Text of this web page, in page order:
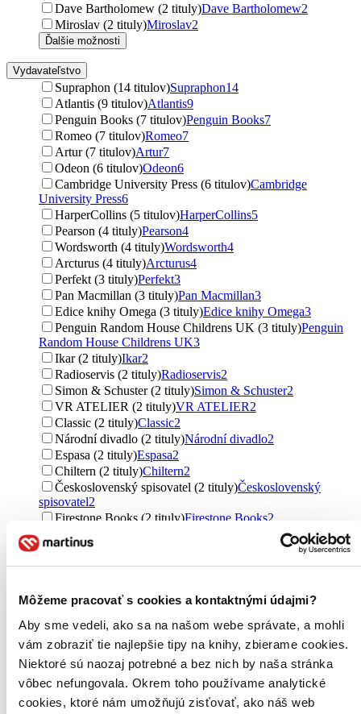
Môžeme pracovať s cookies a kontaktnými údajmi?
Aby sme vedeli, ako sa na našom webe správate, a mohli
vám zobraziť tie najlepšie tipy na knihy, zbierame cookies.
Niektoré sú naozaj potrebné a bez nich by naša stránka
vôbec nefungovala. Okrem toho používame analytické
cookies, ktoré nám umožňujú zisťovať, ako náš web
Dave Bartholomew (2 tituly)Dave Bartholomew2
Miroslav (2 tituly)Miroslav2
Ďalšie možnosti
Vydavateľstvo
Supraphon (14 titulov)Supraphon14
Atlantis (9 titulov)Atlantis9
Penguin Books (7 titulov)Penguin Books7
Romeo (7 titulov)Romeo7
Artur (7 titulov)Artur7
Odeon (6 titulov)Odeon6
Cambridge University Press (6 titulov)Cambridge
University Press6
HarperCollins (5 titulov)HarperCollins5
Pearson (4 tituly)Pearson4
Wordsworth (4 tituly)Wordsworth4
Arcturus (4 tituly)Arcturus4
Perfekt (3 tituly)Perfekt3
Pan Macmillan (3 tituly)Pan Macmillan3
Edice knihy Omega (3 tituly)Edice knihy Omega3
Penguin Random House Childrens UK (3 tituly)Penguin
Random House Childrens UK3
Ikar (2 tituly)Ikar2
Radioservis (2 tituly)Radioservis2
Simon & Schuster (2 tituly)Simon & Schuster2
VR ATELIER (2 tituly)VR ATELIER2
Classic (2 tituly)Classic2
Národní divadlo (2 tituly)Národní divadlo2
Espasa (2 tituly)Espasa2
Chiltern (2 tituly)Chiltern2
Československý spisovatel (2 tituly)Československý
spisovatel2
Firestone Books (2 tituly)Firestone Books2
Double 9 Books LLP (2 tituly)
Double 9 Books LLP2
Puffin Books (1 titul)
Academia (1 titul)Academia1
Random House (1 titul)Random House1
Väzba
brožovaná väzba (93 titulov)brožovaná väzba 93
pevná väzba (32 titulov) pevná väzba
Formát